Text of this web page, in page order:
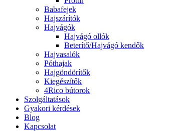
Babafejek
Hajszárítók
Hajvágók
Hajvágó ollók
Beterítő/Hajvágó kendők
Hajvasalók
Póthajak
Hajgöndörítők
Kiegészítők
4Rico bútorok
Szolgáltatások
Gyakori kérdések
Blog
Kapcsolat